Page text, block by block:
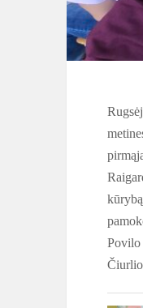
Povilo